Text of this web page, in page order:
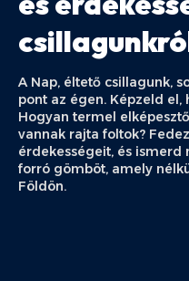
A Nap, éltető csillagunk,
pont az égen. Képzeld
Hogyan termel
vannak rajta foltok?
érdekességeit, és ismerd
forró gömböt, amely
Földön.